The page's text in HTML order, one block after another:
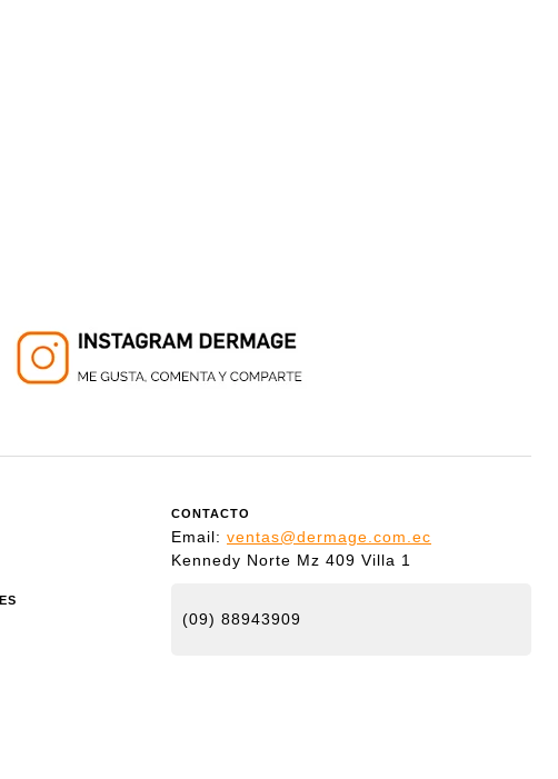
CONTACTO
Email: ventas@dermage.com.ec
Kennedy Norte Mz 409 Villa 1
(09) 88943909